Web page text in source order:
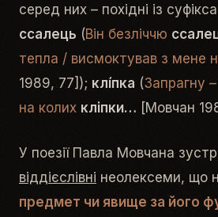
серед них – похідні із
сса­лець (Він безліччю
тепла / висмоктував з мене
1989, 77]); клíпка (Запр­а­гну
на к­олих кл­і­пки… [Мовчан
У поезії Павла Мовчана
віддієслівні неолексеми, що
предмет чи явище за його